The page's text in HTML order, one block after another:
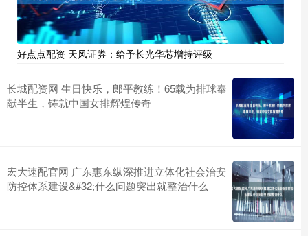
好点点配资 天风证券：给予长光华芯增持评级
长城配资网 生日快乐，郎平教练！65载为排球奉
献半生，铸就中国女排辉煌传奇
宏大速配官网 广东惠东纵深推进立体化社会治安
防控体系建设&#32;什么问题突出就整治什么